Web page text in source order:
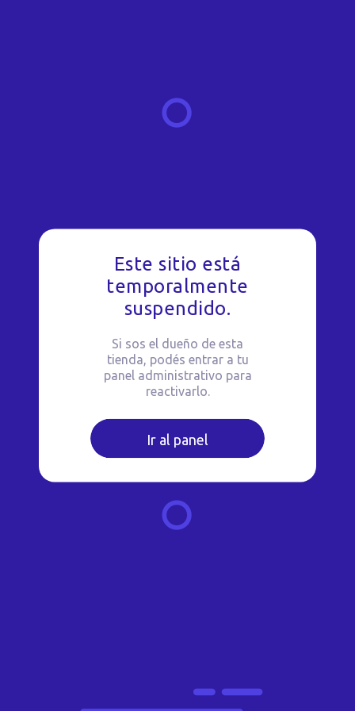
Este sitio está
temporalmente
suspendido.
Si sos el dueño de esta
tienda, podés entrar a tu
panel administrativo para
reactivarlo.
Ir al panel